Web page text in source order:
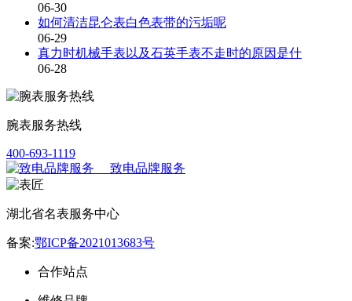
06-30
如何清洁昆仑表白色表带的污垢呢
06-29
真力时机械手表以及石英手表不走时的原因是什
06-28
腕表服务热线
400-693-1119
致电品牌服务
湖北省名表服务中心
备案:鄂ICP备2021013683号
合作站点